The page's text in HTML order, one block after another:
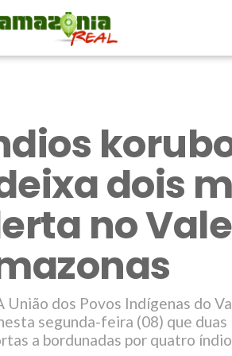
dois
no
União dos Povos Indígenas do
segunda-feira (08) que duas
a bordunadas por quatro